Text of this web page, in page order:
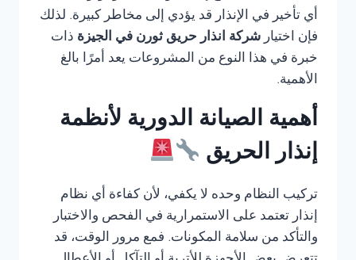
أي تأخير في الإنذار قد يؤدي إلى مخاطر كبيرة. لذلك
فإن اختيار شركة انذار حريق ثورن في الجيزة ذات
خبرة في هذا النوع من المشروعات يعد أمرًا بالغ
الأهمية.
أهمية الصيانة الدورية لأنظمة
إنذار الحريق
تركيب النظام وحده لا يكفي، لأن كفاءة أي نظام
إنذار تعتمد على الاستمرارية في الفحص والاختبار
والتأكد من سلامة المكونات. فمع مرور الوقت، قد